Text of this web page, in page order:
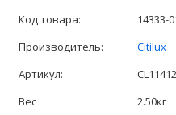
Код товара:
14333-
Производитель:
Citilux
Артикул:
Вес
2.50кг